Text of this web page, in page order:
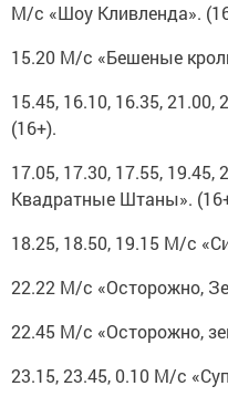
М/с «Шоу Кливленда».
15.20 М/с «Бешеные
15.45, 16.10, 16.35,
(16+).
17.05, 17.30, 17.55,
Квадратные Штаны».
18.25, 18.50, 19.15 М/с
22.22 М/с «Осторожно,
22.45 М/с «Осторожно,
23.15, 23.45, 0.10 М/с